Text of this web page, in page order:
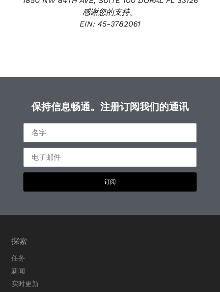
感谢您的支持。
EIN: 45-3782061
保持信息畅通。注册订阅我们的通讯
订阅
探索
任务
新闻
实时更新